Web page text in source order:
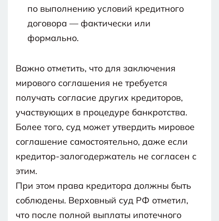
по выполнению условий кредитного
договора — фактически или
формально.
Важно отметить, что для заключения
мирового соглашения не требуется
получать согласие других кредиторов,
участвующих в процедуре банкротства.
Более того, суд может утвердить мировое
соглашение самостоятельно, даже если
кредитор-залогодержатель не согласен с
этим.
При этом права кредитора должны быть
соблюдены. Верховный суд РФ отметил,
что после полной выплаты ипотечного